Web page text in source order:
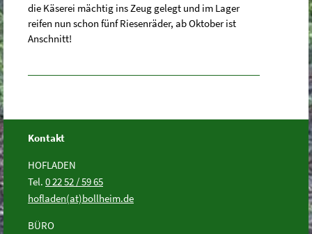
die Käserei mächtig ins Zeug gelegt und im Lager
reifen nun schon fünf Riesenräder, ab Oktober ist
Anschnitt!
Kontakt
HOFLADEN
Tel. 0 22 52 / 59 65
hofladen(at)bollheim.de
BÜRO